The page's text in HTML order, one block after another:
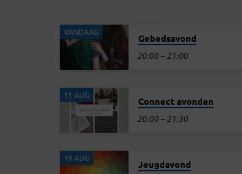
VANDAAG
Gebedsavond
20:00 – 21:00
11 AUG
Connect avonden
20:00 – 21:30
19 AUG
Jeugdavond